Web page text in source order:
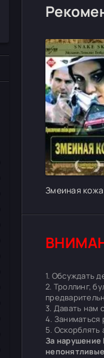
[/
Змеиная кожа
1. Обсуждать
2. Троллинг,
3. Давать нам
4. Заниматься
5. Оскорблять
За нарушение